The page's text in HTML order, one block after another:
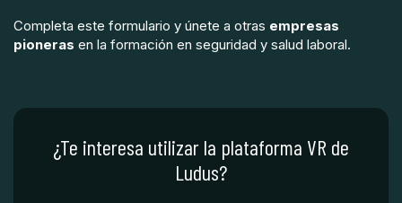
Completa este formulario y únete a otras empresas
pioneras en la formación en seguridad y salud laboral.
¿Te interesa utilizar la plataforma VR de
Ludus?